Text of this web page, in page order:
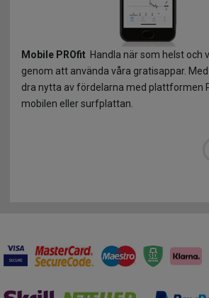
Mobile PROfit Handla när som helst och
genom att använda våra gratisappar.
dra nytta av fördelarna med plattformen
mobilen eller surfplattan.